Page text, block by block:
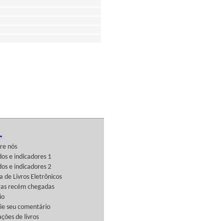
nós
e indicadores 1
e indicadores 2
de Livros Eletrônicos
recém chegadas
seu comentário
de livros